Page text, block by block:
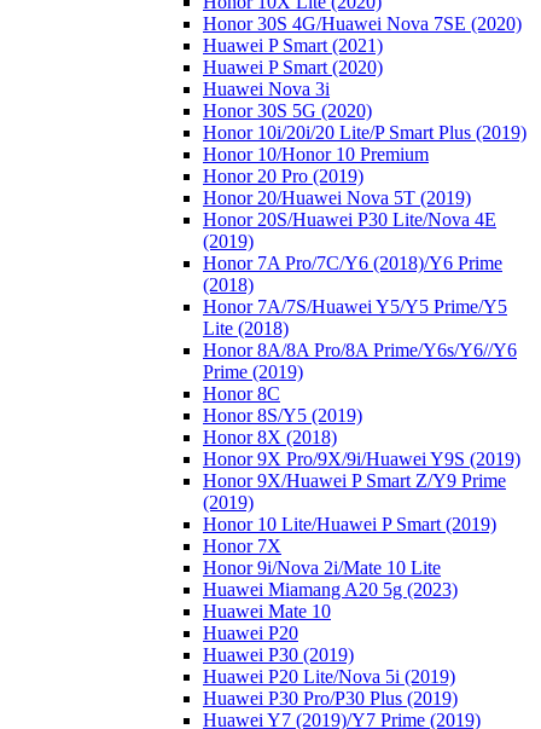
Honor 30S 4G/Huawei Nova 7SE (2020)
Huawei P Smart (2021)
Huawei P Smart (2020)
Huawei Nova 3i
Honor 30S 5G (2020)
Honor 10i/20i/20 Lite/P Smart Plus (2019)
Honor 10/Honor 10 Premium
Honor 20 Pro (2019)
Honor 20/Huawei Nova 5T (2019)
Honor 20S/Huawei P30 Lite/Nova 4E
(2019)
Honor 7A Pro/7C/Y6 (2018)/Y6 Prime
(2018)
Honor 7A/7S/Huawei Y5/Y5 Prime/Y5
Lite (2018)
Honor 8A/8A Pro/8A Prime/Y6s/Y6//Y6
Prime (2019)
Honor 8C
Honor 8S/Y5 (2019)
Honor 8X (2018)
Honor 9X Pro/9X/9i/Huawei Y9S (2019)
Honor 9X/Huawei P Smart Z/Y9 Prime
(2019)
Honor 10 Lite/Huawei P Smart (2019)
Honor 7X
Honor 9i/Nova 2i/Mate 10 Lite
Huawei Miamang A20 5g (2023)
Huawei Mate 10
Huawei P20
Huawei P30 (2019)
Huawei P20 Lite/Nova 5i (2019)
Huawei P30 Pro/P30 Plus (2019)
Huawei Y7 (2019)/Y7 Prime (2019)